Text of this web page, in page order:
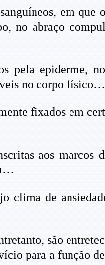
em
no abraço
pela epiderme,
no corpo físico…
fixados em
aos marcos
clima de
são
para a função